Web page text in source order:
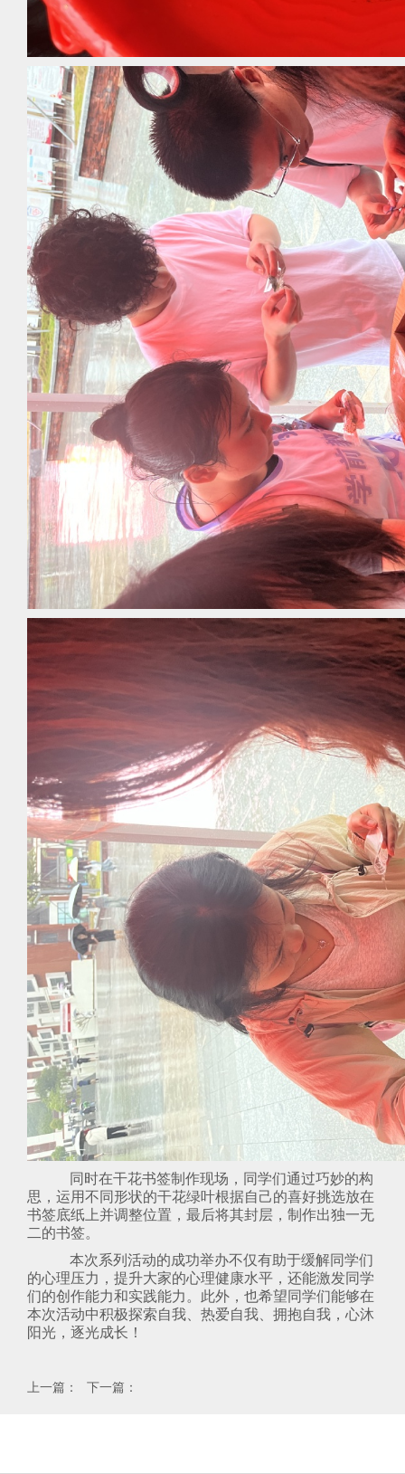
同时在干花书签制作现场，同学们通过巧妙的构
思，运用不同形状的干花绿叶根据自己的喜好挑选放在
书签底纸上并调整位置，最后将其封层，制作出独一无
二的书签。
本次系列 活动的成功举办不仅有助于缓解同学们
的心理压力，提升大家的心理健康水平，还能激发同学
们的创作能力和实践能力。此外， 也希望同学们能够在
本次活动中积极探索自我、热爱自我、拥抱自我，心沐
阳光，逐光成长！
上一篇： 下一篇：